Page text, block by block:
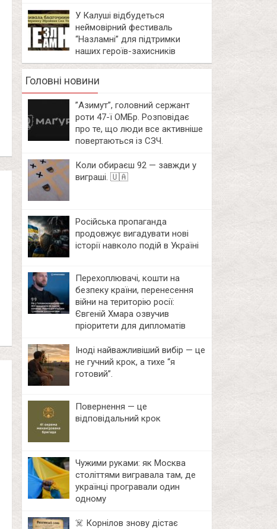
У Калуші відбудеться
неймовірний фестиваль
“Назламні” для підтримки
наших героїв-захисників
Головні новини
⁨”Азимут”, головний сержант
роти 47-ї ОМБр. Розповідає
про те, що люди все активніше
повертаються із СЗЧ.
Коли обираєш 92 — завжди у
виграші. 🇺🇦
Російська пропаганда
продовжує вигадувати нові
історії навколо подій в Україні
Перехоплювачі, кошти на
безпеку країни, перенесення
війни на територію росії:
Євгеній Хмара озвучив
пріоритети для дипломатів
Іноді найважливіший вибір — це
не гучний крок, а тихе “я
готовий”.
Повернення — це
відповідальний крок
Чужими руками: як Москва
століттями вигравала там, де
українці програвали один
одному
☠️ Корнілов знову дістає